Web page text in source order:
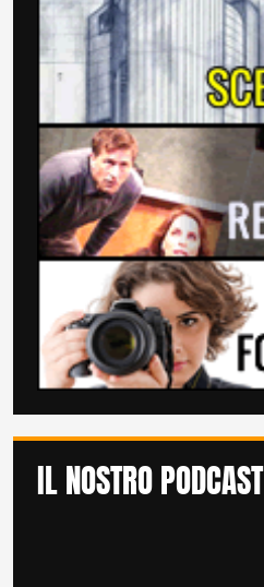
IL NOSTRO PODCAST